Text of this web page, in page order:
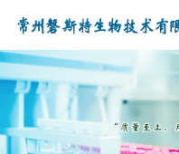
公司首页